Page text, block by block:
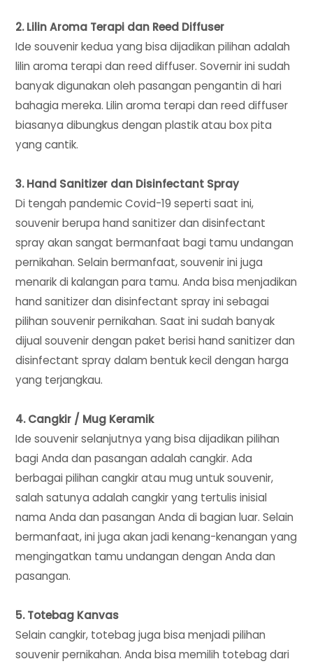
2. Lilin Aroma Terapi dan Reed Diffuser
Ide souvenir kedua yang bisa dijadikan pilihan adalah
lilin aroma terapi dan reed diffuser. Sovernir ini sudah
banyak digunakan oleh pasangan pengantin di hari
bahagia mereka. Lilin aroma terapi dan reed diffuser
biasanya dibungkus dengan plastik atau box pita
yang cantik.
3. Hand Sanitizer dan Disinfectant Spray
Di tengah pandemic Covid-19 seperti saat ini,
souvenir berupa hand sanitizer dan disinfectant
spray akan sangat bermanfaat bagi tamu undangan
pernikahan. Selain bermanfaat, souvenir ini juga
menarik di kalangan para tamu. Anda bisa menjadikan
hand sanitizer dan disinfectant spray ini sebagai
pilihan souvenir pernikahan. Saat ini sudah banyak
dijual souvenir dengan paket berisi hand sanitizer dan
disinfectant spray dalam bentuk kecil dengan harga
yang terjangkau.
4. Cangkir / Mug Keramik
Ide souvenir selanjutnya yang bisa dijadikan pilihan
bagi Anda dan pasangan adalah cangkir. Ada
berbagai pilihan cangkir atau mug untuk souvenir,
salah satunya adalah cangkir yang tertulis inisial
nama Anda dan pasangan Anda di bagian luar. Selain
bermanfaat, ini juga akan jadi kenang-kenangan yang
mengingatkan tamu undangan dengan Anda dan
pasangan.
5. Totebag Kanvas
Selain cangkir, totebag juga bisa menjadi pilihan
souvenir pernikahan. Anda bisa memilih totebag dari